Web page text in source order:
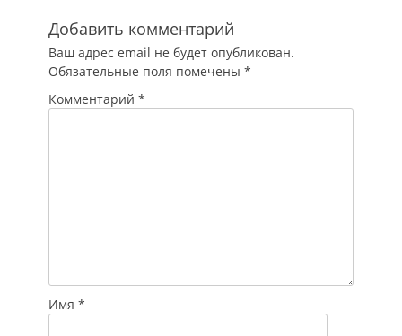
Добавить комментарий
Ваш адрес email не будет опубликован.
Обязательные поля помечены *
Комментарий *
Имя *